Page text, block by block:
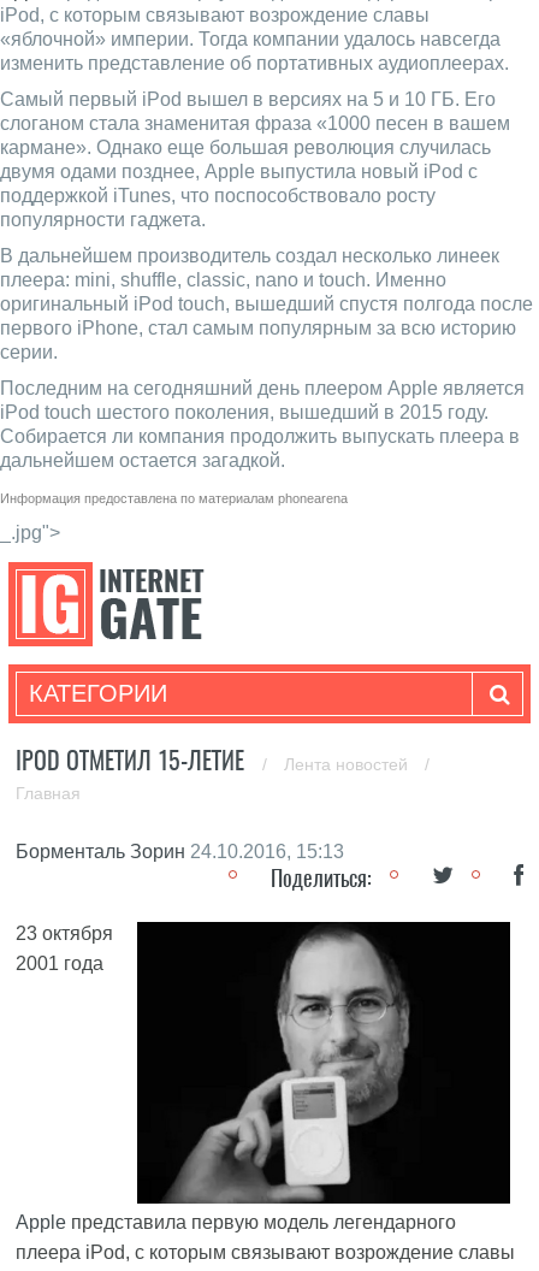
iPod, с которым связывают возрождение славы
«яблочной» империи. Тогда компании удалось навсегда
изменить представление об портативных аудиоплеерах.
Самый первый iPod вышел в версиях на 5 и 10 ГБ. Его
слоганом стала знаменитая фраза «1000 песен в вашем
кармане». Однако еще большая революция случилась
двумя одами позднее, Apple выпустила новый iPod с
поддержкой iTunes, что поспособствовало росту
популярности гаджета.
В дальнейшем производитель создал несколько линеек
плеера: mini, shuffle, classic, nano и touch. Именно
оригинальный iPod touch, вышедший спустя полгода после
первого iPhone, стал самым популярным за всю историю
серии.
Последним на сегодняшний день плеером Apple является
iPod touch шестого поколения, вышедший в 2015 году.
Собирается ли компания продолжить выпускать плеера в
дальнейшем остается загадкой.
Информация предоставлена по материалам phonearena
_.jpg">
КАТЕГОРИИ
IPOD ОТМЕТИЛ 15-ЛЕТИЕ / Лента новостей
/
Главная
Борменталь Зорин 24.10.2016, 15:13
Поделиться:
23 октября
2001 года
Apple представила первую модель легендарного
плеера iPod, с которым связывают возрождение славы